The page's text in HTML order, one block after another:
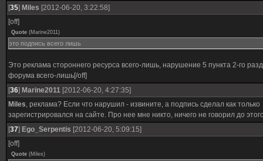
[35] Miles [2012-06-20, 3:22:58]
[off]
Quote (Marine2011)
это подпись всего лишь
Это реклама стороннего ресурса всего-лишь, нарушение 5 пункта 2-го
форума всего-лишь[/off]
[36] Marine2011 [2012-06-20, 4:27:35]
Miles, реклама? Если что нарушил - извините, а подпись сделал как только
зарегистрировался на сайте. Про нее мне никто, ничего не говорил до
[37] Ego_Serpentis [2012-06-20, 5:09:15]
[off]
Quote (Miles)